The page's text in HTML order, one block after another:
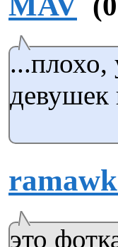
...плохо,
девушек
это